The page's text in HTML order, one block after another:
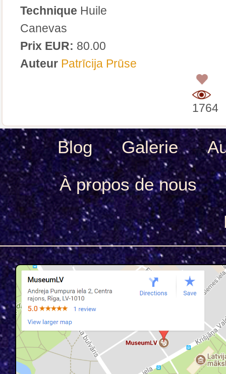
Technique Huile
Canevas
Prix EUR: 80.00
Auteur Patrīcija Prūse
1764
Blog Galerie
À propos de nous